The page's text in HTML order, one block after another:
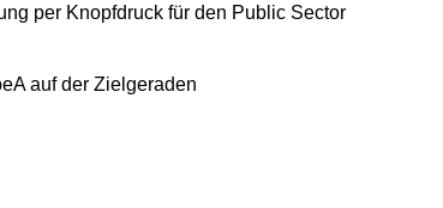
per Knopfdruck für den Public Sector
auf der Zielgeraden